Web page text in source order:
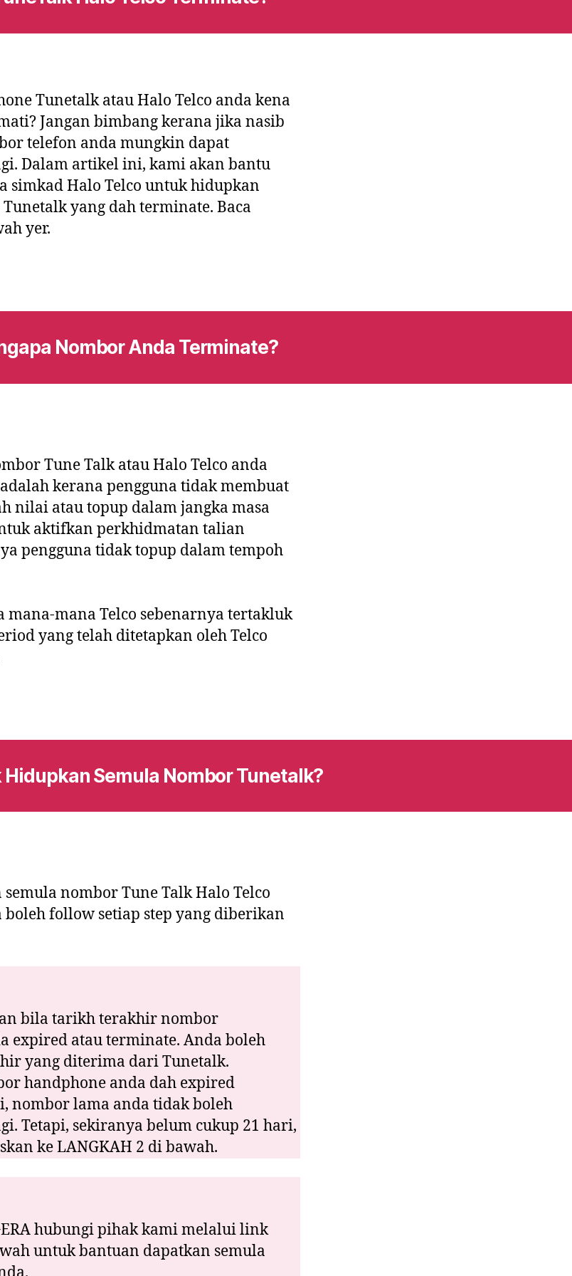
Tunetalk atau Halo Telco anda kena
Jangan bimbang kerana jika nasib
telefon anda mungkin dapat
Dalam artikel ini, kami akan bantu
simkad Halo Telco untuk hidupkan
yang dah terminate. Baca
yer.
Nombor Anda Terminate?
Tune Talk atau Halo Telco anda
kerana pengguna tidak membuat
nilai atau topup dalam jangka masa
aktifkan perkhidmatan talian
pengguna tidak topup dalam tempoh
mana-mana Telco sebenarnya tertakluk
yang telah ditetapkan oleh Telco
Hidupkan Semula Nombor Tunetalk?
nombor Tune Talk Halo Telco
boleh follow setiap step yang diberikan
bila tarikh terakhir nombor
expired atau terminate. Anda boleh
yang diterima dari Tunetalk.
handphone anda dah expired
nombor lama anda tidak boleh
Tetapi, sekiranya belum cukup 21 hari,
ke LANGKAH 2 di bawah.
hubungi pihak kami melalui link
untuk bantuan dapatkan semula